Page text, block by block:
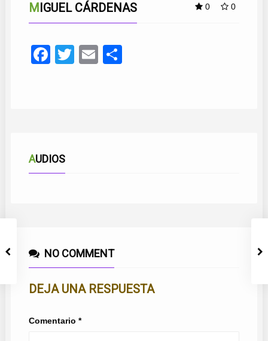
0 0
MIGUEL CÁRDENAS
Facebook
TwitterEmail
AUDIOS
NO COMMENT
DEJA UNA RESPUESTA
Comentario *